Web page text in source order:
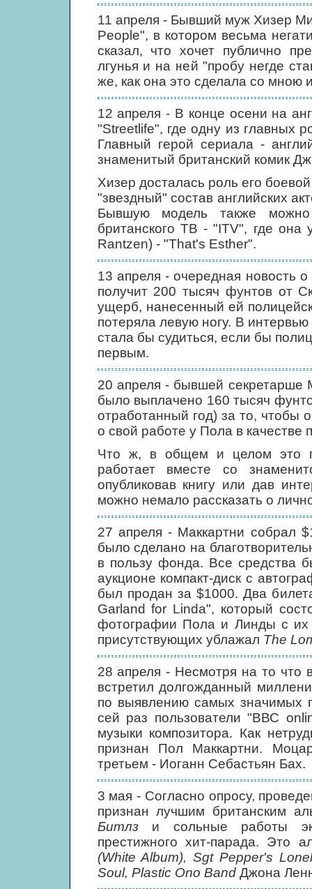
11 апреля - Бывший муж Хизер
People", в котором весьма
сказал, что хочет публично
лгунья и на ней "пробу негде
же, как она это сделала со мною
12 апреля - В конце осени на
"Streetlife", где одну из главных
Главный герой сериала -
знаменитый британский комик
Хизер досталась роль его
"звездный" состав английских
Бывшую модель также
британского ТВ - "ITV", где она
Rantzen) - "That's Esther".
13 апреля - очередная новость
получит 200 тысяч фунтов от
ущерб, нанесенный ей
потеряла левую ногу. В интервью
стала бы судиться, если бы
первым.
20 апреля - бывшей
было выплачено 160 тысяч
отработанный год) за то, чтобы
о свой работе у Пола в качестве
Что ж, в общем и целом это
работает вместе со
опубликовав книгу или дав
можно немало рассказать о
27 апреля - Маккартни собрал
было сделано на
в пользу фонда. Все средства
аукционе компакт-диск с
был продан за $1000. Два
Garland for Linda", который
фотографии Пола и Линды с их
присутствующих ублажал The
28 апреля - Несмотря на то что
встретил долгожданный
по выявлению самых значимых
сей раз пользователи "ВВС
музыки композитора. Как
признан Пол Маккартни.
третьем - Иоганн Себастьян Бах.
3 мая - Согласно опросу,
признан лучшим британским
Битлзи сольные работы
престижного хит-парада. Это
(White Album), Sgt Pepper's
Soul, Plastic Ono BandДжона